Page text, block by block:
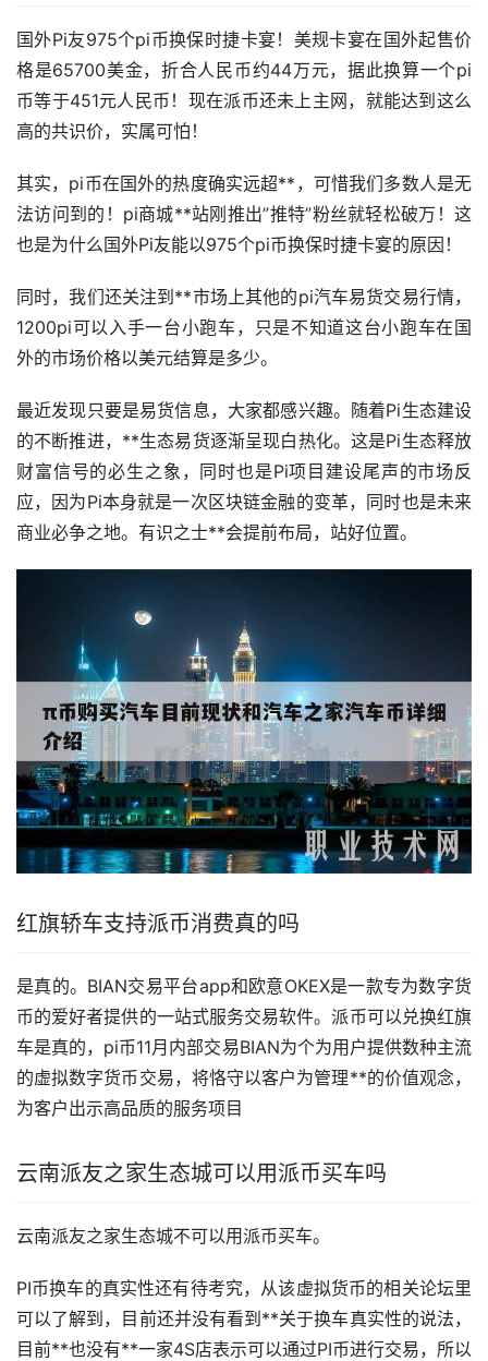
国外Pi友975个pi币换保时捷卡宴！美规卡宴在国外起售价
格是65700美金，折合人民币约44万元，据此换算一个pi
币等于451元人民币！现在派币还未上主网，就能达到这么
高的共识价，实属可怕！
其实，pi币在国外的热度确实远超**，可惜我们多数人是无
法访问到的！pi商城**站刚推出”推特”粉丝就轻松破万！这
也是为什么国外Pi友能以975个pi币换保时捷卡宴的原因！
同时，我们还关注到**市场 上其他的pi汽车易货交易行情，
1200pi可以入手一台小跑车，只是不知道这台小跑车在国
外的市场价格以美元结算是多少。
最近发现只要是易货信息，大家都感兴趣。随着Pi生态建设
的不断推进，**生态易货逐渐呈现白热化。这是Pi生态释放
财富信号的必生之象，同时也是Pi项目建设尾声的市场反
应，因为Pi本身就是一次区块链金融的变革，同时也是未来
商业必争之地。有识之士**会提前布局，站好位置。
红旗轿车支持派币消费真的吗
是真的。BIAN交易平台app和欧意OKEX是一款专为数字货
币的爱好者提供的一站式服务交易软件。派币可以兑换红旗
车是真的，pi币11月内部交易BIAN为个为用户提供数种主流
的虚拟数字货币交易，将恪守以客户为管理**的价值观念，
为客户出示高品质的服务项目
云南派友之家生态城可以用派币买车吗
云南派友之家生态城不可以用派币买车。
PI币换车的真实性还有待考究，从该虚拟货币的相关论坛里
可以了解到，目前还并没有看到**关于换车真实性的说法，
目前**也没有**一家4S店表示可以通过PI币进行交易，所以